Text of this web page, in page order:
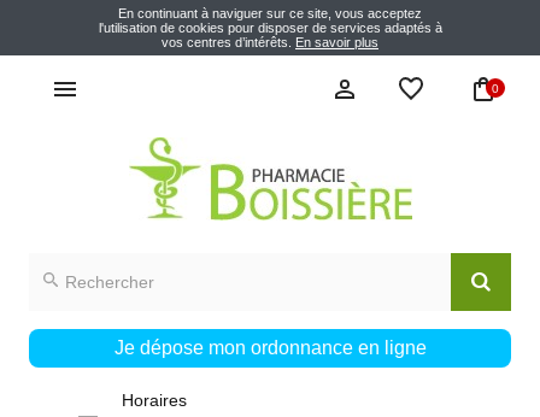
En continuant à naviguer sur ce site, vous acceptez
l'utilisation de cookies pour disposer de services adaptés à
vos centres d’intérêts. En savoir plus
0
Je dépose mon ordonnance en ligne
Horaires